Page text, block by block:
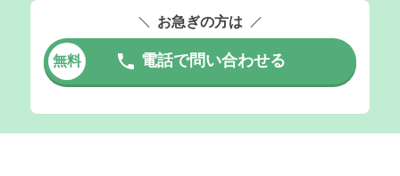
お急ぎの方は
無料 電話で問い合わせる